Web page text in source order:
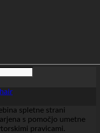
spletne strani
s pomočjo umetne
pravicami.